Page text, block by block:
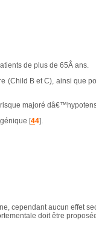
de plus de 65Â ans.
B et C), ainsi que
majoré
[44].
cependant aucun effet
doit être